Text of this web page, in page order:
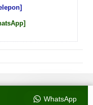
WhatsApp